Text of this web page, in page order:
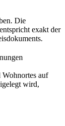
Die
exakt der
Wohnortes auf
wird,